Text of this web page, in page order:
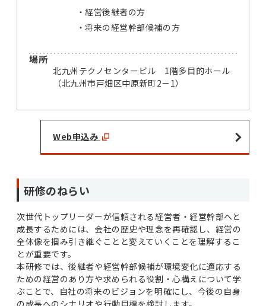
経営後継者の方
将来の経営幹部候補の方
場所
北九州テクノセンタービル 1階多目的ホール
（北九州市戸畑区中原新町2－1）
Web申込み
研修のねらい
次世代トップリーダーが信頼される経営者・経営幹部へと
成長するためには、会社の歴史や理念を再確認し、経営の
全体像を掴み引き継ぐことと変えていくことを理解するこ
とが重要です。
本研修では、後継者や経営幹部候補が環境変化に適応する
ための経営のあり方や求められる役割・心構えについて学
ぶことで、自社の将来のビジョンを明確にし、今後の自身
の成長へのシナリオや行動目標を検討します。